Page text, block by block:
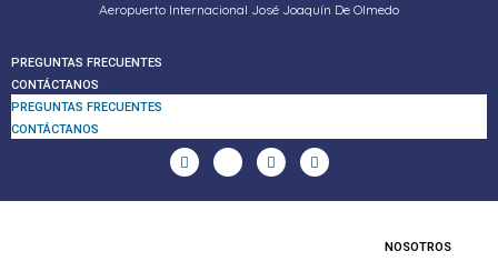
Aeropuerto Internacional José Joaquín De Olmedo
PREGUNTAS FRECUENTES
CONTÁCTANOS
PREGUNTAS FRECUENTES
CONTÁCTANOS
NOSOTROS